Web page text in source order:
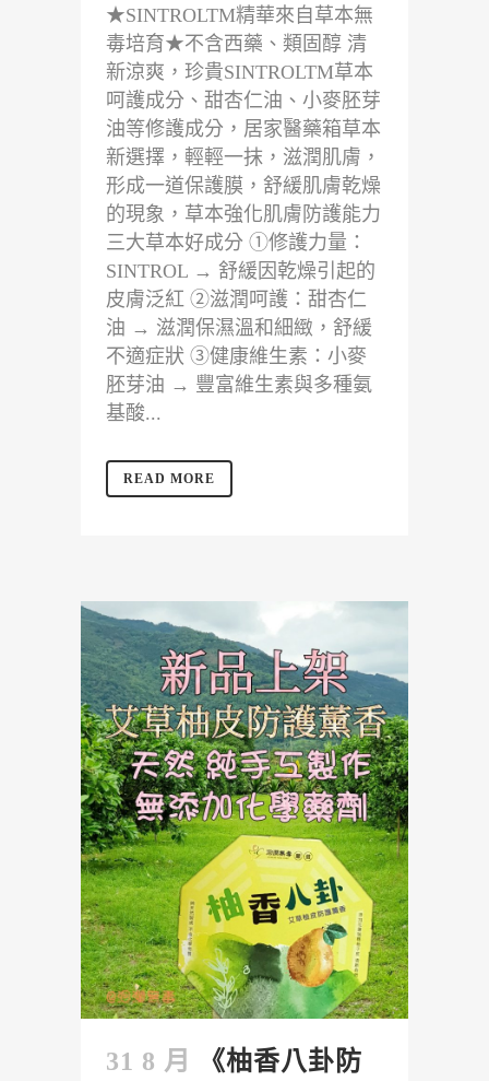
★SINTROLTM精華來自草本無
毒培育★不含西藥、類固醇 清
新涼爽，珍貴SINTROLTM草本
呵護成分、甜杏仁油、小麥胚芽
油等修護成分，居家醫藥箱草本
新選擇，輕輕一抹，滋潤肌膚，
形成一道保護膜，舒緩肌膚乾燥
的現象，草本強化肌膚防護能力
三大草本好成分 ①修護力量：
SINTROL → 舒緩因乾燥引起的
皮膚泛紅 ②滋潤呵護：甜杏仁
油 → 滋潤保濕溫和細緻，舒緩
不適症狀 ③健康維生素：小麥
胚芽油 → 豐富維生素與多種氨
基酸...
READ MORE
31 8 月
《柚香八卦防